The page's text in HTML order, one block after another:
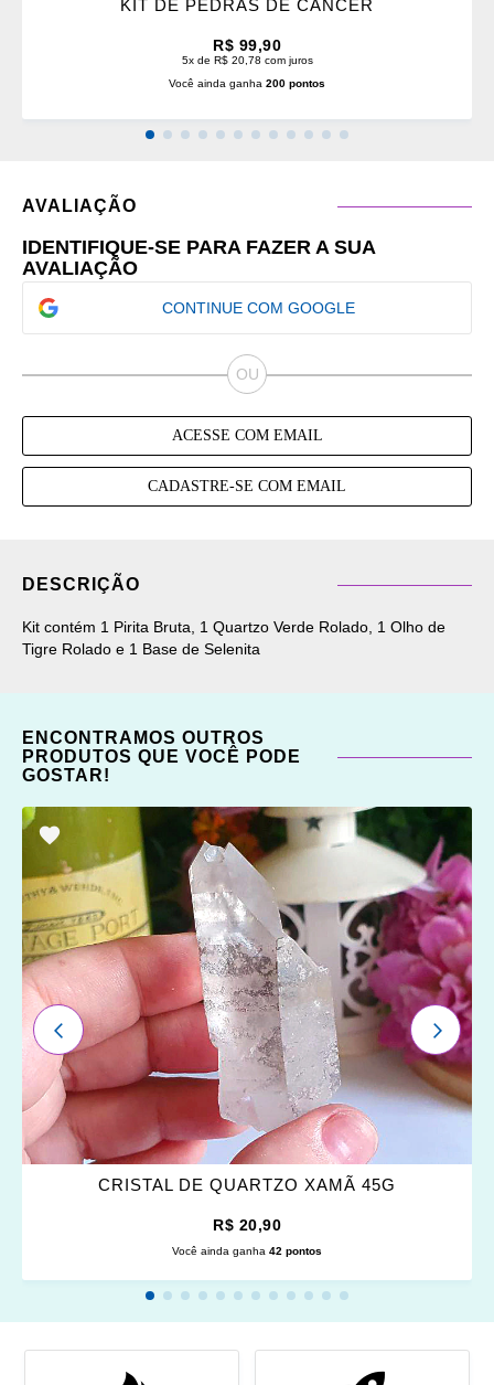
KIT DE PEDRAS DE CÂNCER
R$ 99,90
5x de R$ 20,78 com juros
Você ainda ganha 200 pontos
AVALIAÇÃO
IDENTIFIQUE-SE PARA FAZER A SUA
AVALIAÇÃO
CONTINUE COM GOOGLE
ACESSE COM EMAIL
CADASTRE-SE COM EMAIL
DESCRIÇÃO
Kit contém 1 Pirita Bruta, 1 Quartzo Verde Rolado, 1 Olho de
Tigre Rolado e 1 Base de Selenita
ENCONTRAMOS OUTROS
PRODUTOS QUE VOCÊ PODE
GOSTAR!
OS
FAVORITOS
CRISTAL DE QUARTZO XAMÃ 45G
R$ 20,90
Você ainda ganha 42 pontos
ANTERIOR